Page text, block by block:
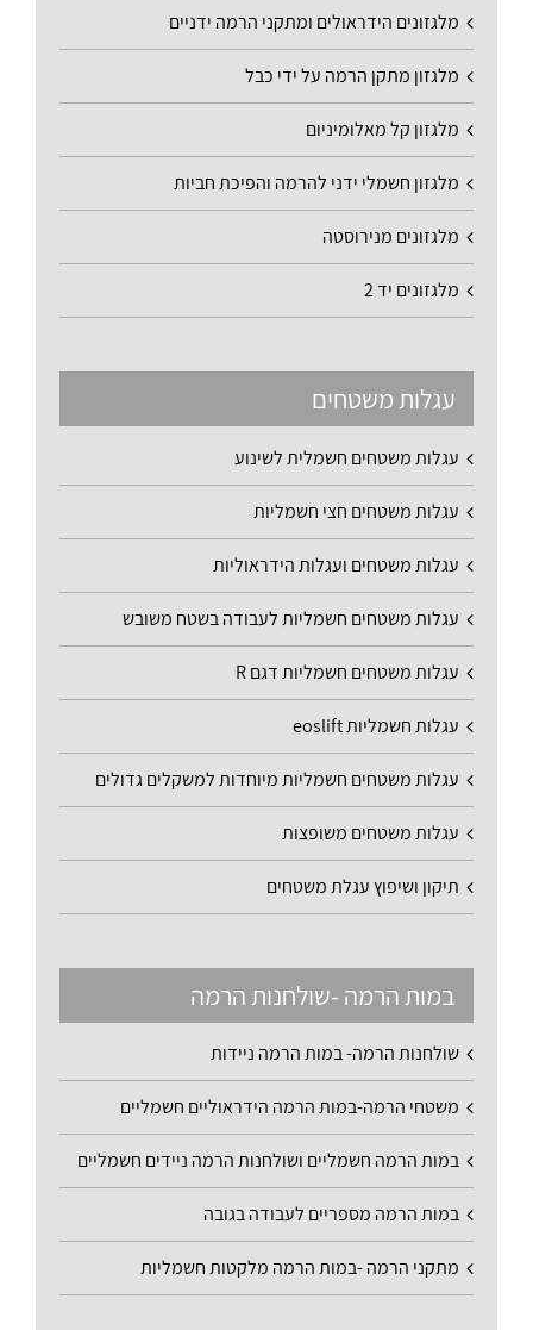
מלגזונים הידראולים ומתקני הרמה ידניים
מלגזון מתקן הרמה על ידי כבל
מלגזון קל מאלומיניום
מלגזון חשמלי ידני להרמה והפיכת חביות
מלגזונים מנירוסטה
מלגזונים יד 2
עגלות משטחים
עגלות משטחים חשמלית לשינוע
עגלות משטחים חצי חשמליות
עגלות משטחים ועגלות הידראוליות
עגלות משטחים חשמליות לעבודה בשטח משובש
עגלות משטחים חשמליות דגם R
עגלות חשמליות eoslift
עגלות משטחים חשמליות מיוחדות למשקלים גדולים
עגלות משטחים משופצות
תיקון ושיפוץ עגלת משטחים
במות הרמה -שולחנות הרמה
שולחנות הרמה- במות הרמה ניידות
משטחי הרמה-במות הרמה הידראוליים חשמליים
במות הרמה חשמליים ושולחנות הרמה ניידים חשמליים
במות הרמה מספריים לעבודה בגובה
מתקני הרמה -במות הרמה מלקטות חשמליות